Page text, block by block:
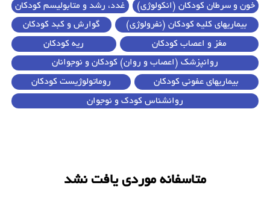
خون و سرطان کودکان (انکولوژی)
غدد، رشد و متابولیسم کودکان
بیماریهای کلیه کودکان (نفرولوژی)
گوارش و کبد کودکان
مغز و اعصاب کودکان
ریه کودکان
روانپزشک (اعصاب و روان) کودکان و نوجوانان
بیماریهای عفونی کودکان
روماتولوژیست کودکان
روانشناس کودک و نوجوان
متاسفانه موردی یافت نشد